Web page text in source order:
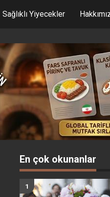
Sağlıklı Yiyecekler
En çok okunanlar